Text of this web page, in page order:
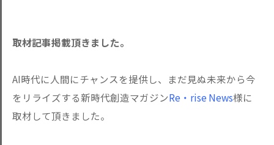
取材記事掲載頂きました。
AI時代に人間にチャンスを提供し、まだ見ぬ未来から今
をリライズする新時代創造マガジンRe・rise News様に
取材して頂きました。